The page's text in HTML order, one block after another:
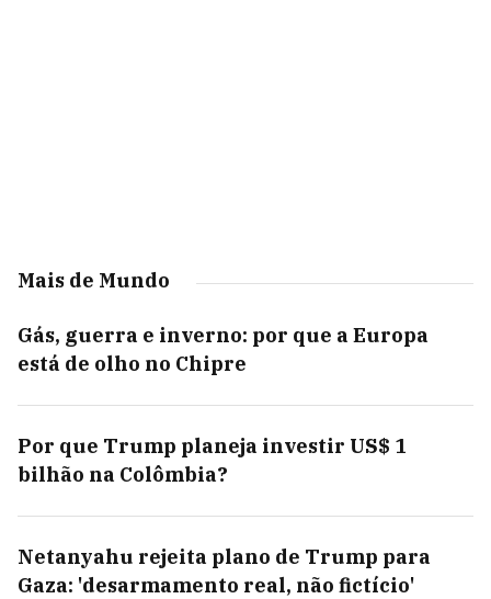
Mais de Mundo
Gás, guerra e inverno: por que a Europa
está de olho no Chipre
Por que Trump planeja investir US$ 1
bilhão na Colômbia?
Netanyahu rejeita plano de Trump para
Gaza: 'desarmamento real, não fictício'